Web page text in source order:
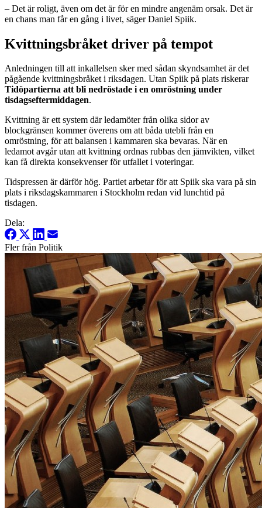
– Det är roligt, även om det är för en mindre angenäm orsak. Det är
en chans man får en gång i livet, säger Daniel Spiik.
Kvittningsbråket driver på tempot
Anledningen till att inkallelsen sker med sådan skyndsamhet är det
pågående kvittningsbråket i riksdagen. Utan Spiik på plats riskerar
Tidöpartierna att bli nedröstade i en omröstning under
tisdagseftermiddagen.
Kvittning är ett system där ledamöter från olika sidor av
blockgränsen kommer överens om att båda utebli från en
omröstning, för att balansen i kammaren ska bevaras. När en
ledamot avgår utan att kvittning ordnas rubbas den jämvikten, vilket
kan få direkta konsekvenser för utfallet i voteringar.
Tidspressen är därför hög. Partiet arbetar för att Spiik ska vara på sin
plats i riksdagskammaren i Stockholm redan vid lunchtid på
tisdagen.
Dela:
Fler från Politik